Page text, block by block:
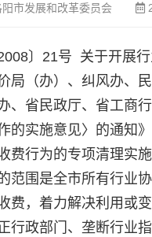
阳市发展和改革委员会
〕21号 关于开展
局（办）、纠风办、
、省民政厅、省工商
的实施意见〉的通知
费行为的专项清理实
范围是全市所有行业
费，着力解决利用或
行政部门、垄断行业